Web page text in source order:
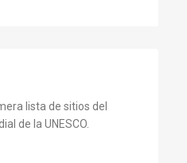
lista de sitios del
de la UNESCO.